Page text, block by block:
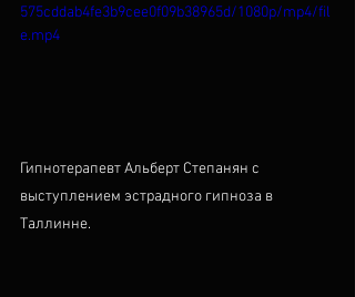
575cddab4fe3b9cee0f09b38965d/1080p/mp4/fil
e.mp4
Гипнотерапевт Альберт Степанян с
выступлением эстрадного гипноза в
Таллинне.